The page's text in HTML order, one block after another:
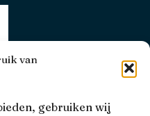
van
gebruiken wij